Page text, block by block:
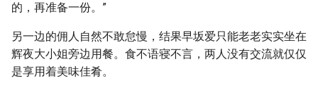
的，再准备一份。”
另一边的佣人自然不敢怠慢，结果早坂爱只能老老实实坐在
辉夜大小姐旁边用餐。食不语寝不言，两人没有交流就仅仅
是享用着美味佳肴。